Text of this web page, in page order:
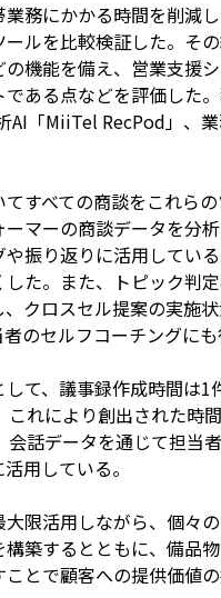
務にかかる時間を削減
ルを比較検証した。そ
機能を備え、営業支援
ある点などを評価した
「MiiTel RecPod」、
すべての商談をこれら
マーの商談データを分
振り返りに活用してい
た。また、トピック判
クロスセル提案の実施
のセルフコーチングにも
て、議事録作成時間は1
れにより創出された時
話データを通じて担当
用している。
限活用しながら、個々
築するとともに、備品
とで顧客への提供価値の